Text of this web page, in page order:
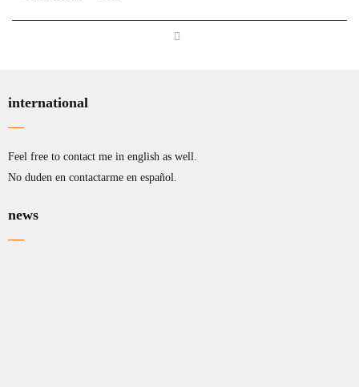
international
Feel free to contact me in english as well.
No duden en contactarme en español.
news